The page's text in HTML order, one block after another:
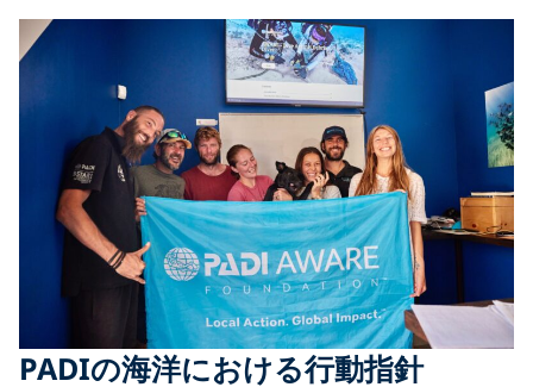
PADIの海洋における行動指針